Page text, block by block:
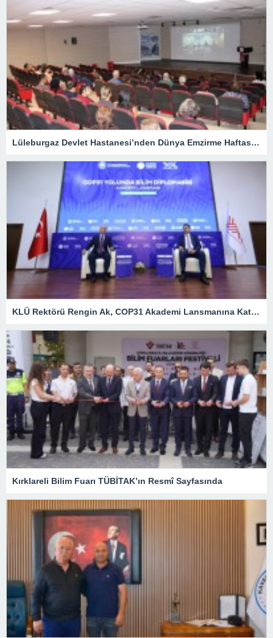
Lüleburgaz Devlet Hastanesi’nden Dünya Emzirme Haftası Katılımı
KLÜ Rektörü Rengin Ak, COP31 Akademi Lansmanına Katıldı
Kırklareli Bilim Fuarı TÜBİTAK’ın Resmî Sayfasında